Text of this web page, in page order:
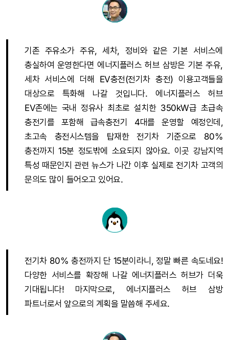
기존 주유소가 주유, 세차, 정비와 같은 기본 서비스에
충실하여 운영한다면 에너지플러스 허브 삼방은 기본 주유,
세차 서비스에 더해 EV충전(전기차 충전) 이용고객들을
대상으로 특화해 나갈 것입니다. 에너지플러스 허브
EV존에는 국내 정유사 최초로 설치한 350kW급 초급속
충전기를 포함해 급속충전기 4대를 운영할 예정인데,
초고속 충전시스템을 탑재한 전기차 기준으로 80%
충전까지 15분 정도밖에 소요되지 않아요. 이곳 강남지역
특성 때문인지 관련 뉴스가 나간 이후 실제로 전기차 고객의
문의도 많이 들어오고 있어요.
전기차 80% 충전까지 단 15분이라니, 정말 빠른 속도네요!
다양한 서비스를 확장해 나갈 에너지플러스 허브가 더욱
기대됩니다! 마지막으로, 에너지플러스 허브 삼방
파트너로서 앞으로의 계획을 말씀해 주세요.